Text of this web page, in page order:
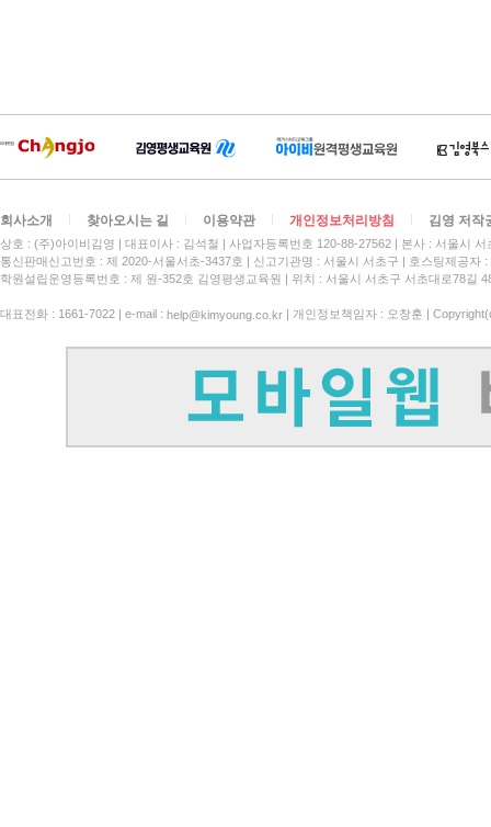
회사소개 찾아오시는 길 이용약관 개인정보처리방침 김영 저작
상호 : (주)아이비김영 대표이사 : 김석철 사업자등록번호 120-88-27562
본사 : 서울시
통신판매신고번호 : 제 2020-서울서초-3437호
신고기관명 : 서울시 서초구
호스팅제공자
학원설립운영등록번호 : 제 원-352호 김영평생교육원 | 위치 : 서울시 서초구 서초대로78길
대표전화 : 1661-7022 | e-mail : help@kimyoung.co.kr | 개인정보책임자 : 오창훈 |